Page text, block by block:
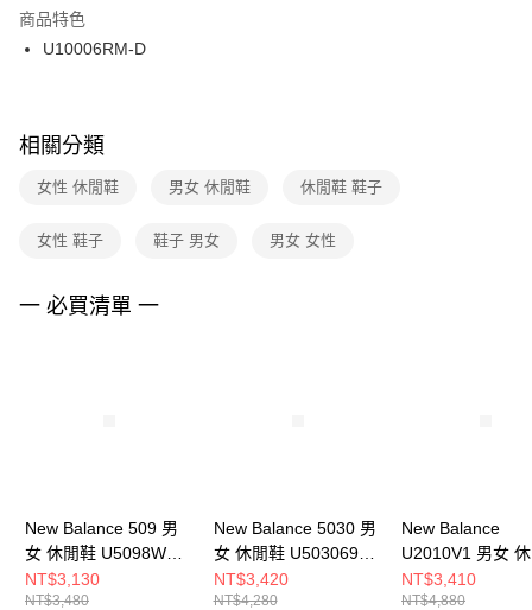
２．訂單成立數日內，您將收到繳費通知簡訊。
３．收到繳費通知簡訊後14天內，點擊此簡訊中的連結，可透過四大超商／
ATM／網路銀行／等多元方式進行付款，方視為交易完成。
※ 交易是否成功請以「AFTEE先享後付 」之結帳頁面顯示為準，若有關於
是否繳費成功／繳費後需取消欲退款等相關疑問，請聯繫「AFTEE先享後付
客戶支援中心」
https://netprotections.freshdesk.com/support/home
１．透過由恩沛科技股份有限公司提供之「AFTEE先享後付」服務完成之交
２．關於個人資料處理事宜，請瀏覽以下網址：
付款後門市自取
每筆NT$100，滿NT$1,500(含以上)免運費
商品特色
U10006RM-D
相關分類
女性 休閒鞋 男女 休閒鞋 休閒鞋 鞋子
女性 鞋子 鞋子 男女 男女 女性
一 必買清單 一
New Balance 509 男
女 休閒鞋 U5098WD-
D
NT$3,130
NT$3,480
New Balance 5030 男
女 休閒鞋 U503069C-
D
NT$3,420
NT$4,280
New Balance
U2010V1 男女
U20106WB-D
NT$3,410
NT$4,880